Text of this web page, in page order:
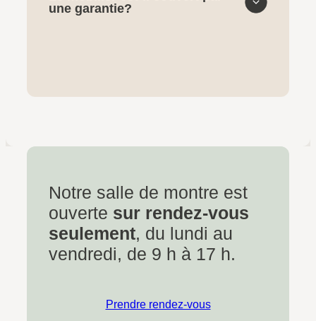
une garantie?
Notre salle de montre est
ouverte sur rendez-vous
seulement, du lundi au
vendredi, de 9 h à 17 h.
Prendre rendez-vous